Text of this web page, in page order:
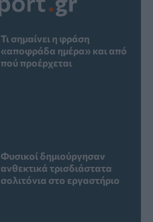
Τι σημαίνει η φράση
«αποφράδα ημέρα» και από
πού προέρχεται
Φυσικοί δημιούργησαν
ανθεκτικά τρισδιάστατα
σολιτόνια στο εργαστήριο